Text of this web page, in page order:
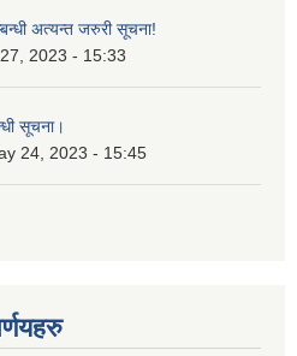
अत्यन्त जरुरी सूचना!
2023 - 15:33
सूचना।
24, 2023 - 15:45